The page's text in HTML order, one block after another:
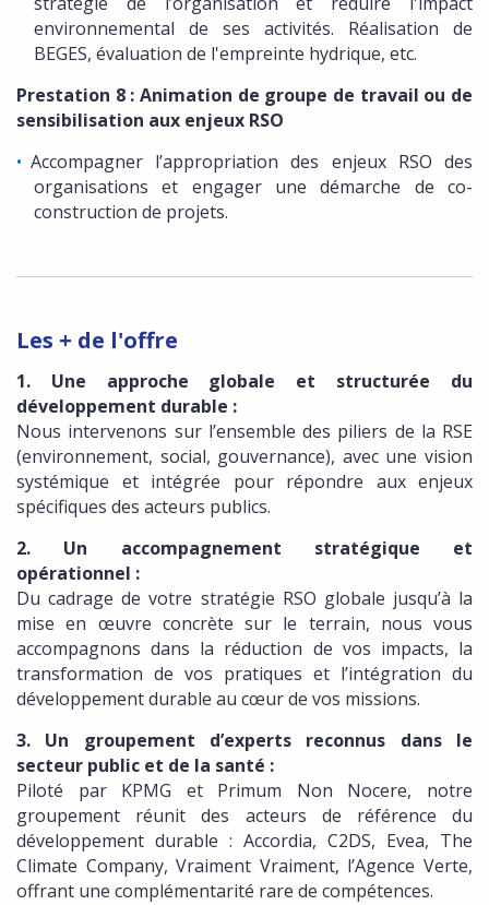
environnemental de ses activités. Réalisation de
BEGES, évaluation de l'empreinte hydrique, etc.
Prestation 8 : Animation de groupe de travail ou de
sensibilisation aux enjeux RSO
Accompagner l’appropriation des enjeux RSO des
organisations et engager une démarche de co-
construction de projets.
Les + de l'offre
1. Une approche globale et structurée du
développement durable :
Nous intervenons sur l’ensemble des piliers de la RSE
(environnement, social, gouvernance), avec une vision
systémique et intégrée pour répondre aux enjeux
spécifiques des acteurs publics.
2. Un accompagnement stratégique et
opérationnel :
Du cadrage de votre stratégie RSO globale jusqu’à la
mise en œuvre concrète sur le terrain, nous vous
accompagnons dans la réduction de vos impacts, la
transformation de vos pratiques et l’intégration du
développement durable au cœur de vos missions.
3. Un groupement d’experts reconnus dans le
secteur public et de la santé :
Piloté par KPMG et Primum Non Nocere, notre
groupement réunit des acteurs de référence du
développement durable : Accordia, C2DS, Evea, The
Climate Company, Vraiment Vraiment, l’Agence Verte,
offrant une complémentarité rare de compétences.